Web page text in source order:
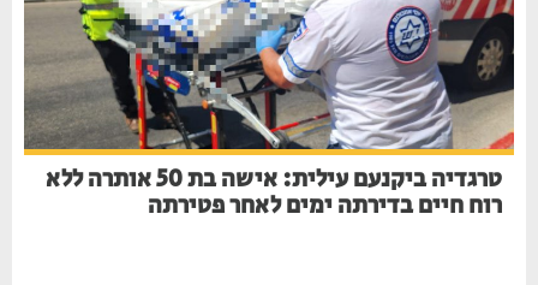
טרגדיה ביקנעם עילית: אישה בת 50 אותרה ללא
רוח חיים בדירתה ימים לאחר פטירתה